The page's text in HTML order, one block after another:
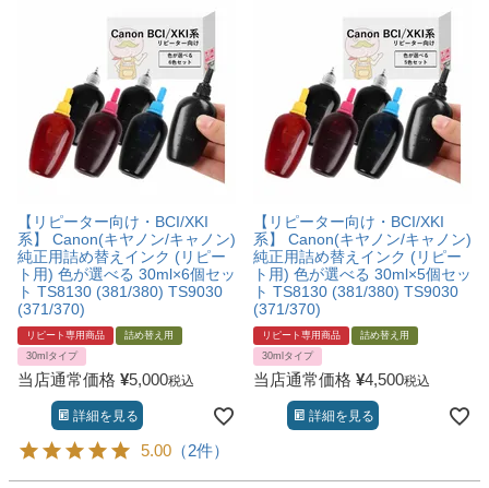
【リピーター向け・BCI/XKI
系】 Canon(キヤノン/キャノン)
純正用詰め替えインク (リピー
ト用) 色が選べる 30ml×6個セッ
ト TS8130 (381/380) TS9030
(371/370)
リピート専用商品
詰め替え用
30mlタイプ
当店通常価格 ¥5,000税込
詳細を見る
5.00 （2件）
【リピーター向け・BCI/XKI
系】 Canon(キヤノン/キャノン)
純正用詰め替えインク (リピー
ト用) 色が選べる 30ml×5個セッ
ト TS8130 (381/380) TS9030
(371/370)
リピート専用商品
詰め替え用
30mlタイプ
当店通常価格 ¥4,500税込
詳細を見る